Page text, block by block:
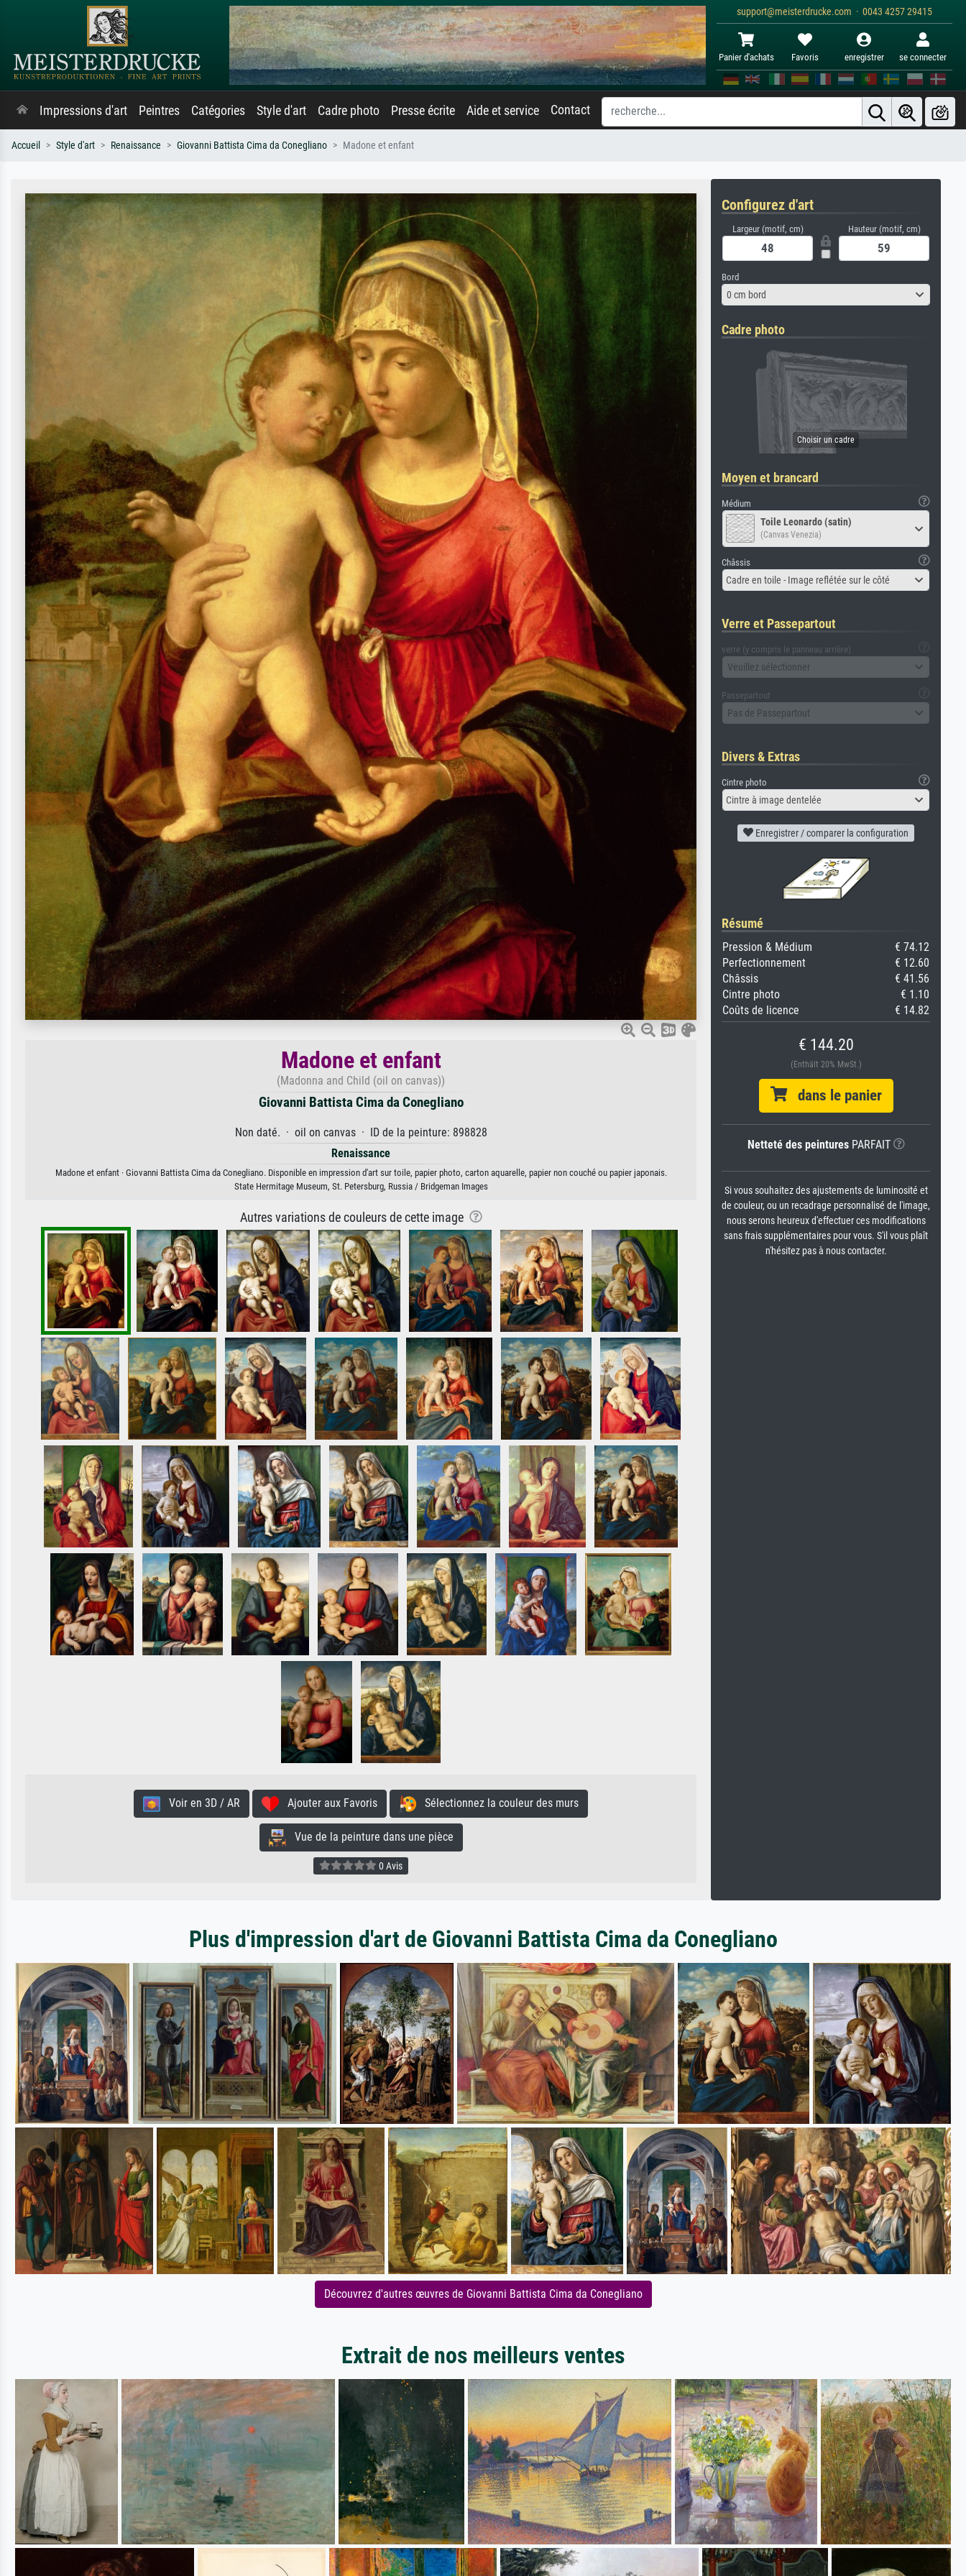
support@meisterdrucke.com · 0043 4257 29415
Panier d'achats Favoris enregistrer se connecter
Impressions d'art Peintres Catégories Style d'art Cadre photo Presse écrite Aide et service Contact
Accueil Style d'art Renaissance Giovanni Battista Cima da Conegliano Madone et enfant
Madone et enfant
(Madonna and Child (oil on canvas))
Giovanni Battista Cima da Conegliano
Non daté. · oil on canvas · ID de la peinture: 898828
Renaissance
Madone et enfant · Giovanni Battista Cima da Conegliano. Disponible en impression d'art sur toile, papier photo, carton aquarelle, papier non couché ou papier japonais.
State Hermitage Museum, St. Petersburg, Russia / Bridgeman Images
Autres variations de couleurs de cette image
Voir en 3D / AR Ajouter aux Favoris Sélectionnez la couleur des murs
Vue de la peinture dans une pièce
0 Avis
Configurez d'art
Largeur (motif, cm) Hauteur (motif, cm)
Bord
0 cm bord
Cadre photo
Moyen et brancard
Médium
Toile Leonardo (satin)
(Canvas Venezia)
Châssis
Cadre en toile - Image reflétée sur le côté
Verre et Passepartout
verre (y compris le panneau arrière)
Veuillez sélectionner
Passepartout
Pas de Passepartout
Divers & Extras
Cintre photo
Cintre à image dentelée
Enregistrer / comparer la configuration
Résumé
Pression & Médium
€ 74.12
Perfectionnement
€ 12.60
Châssis
€ 41.56
Cintre photo
€ 1.10
Coûts de licence
€ 14.82
€ 144.20
(Enthält 20% MwSt.)
dans le panier
Netteté des peinturesPARFAIT
Si vous souhaitez des ajustements de luminosité et
de couleur, ou un recadrage personnalisé de l'image,
nous serons heureux d'effectuer ces modifications
sans frais supplémentaires pour vous. S'il vous plaît
n'hésitez pas à nous contacter.
Plus d'impression d'art de Giovanni Battista Cima da Conegliano
Découvrez d'autres œuvres de Giovanni Battista Cima da Conegliano
Extrait de nos meilleurs ventes